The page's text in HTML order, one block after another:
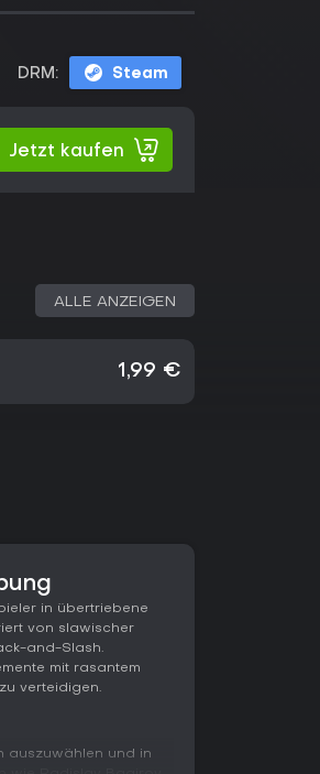
DRM: Steam
Jetzt kaufen
ALLE ANZEIGEN
1,99 €
in übertriebene
von slawischer
and-Slash.
mit rasantem
verteidigen.
auszuwählen und in